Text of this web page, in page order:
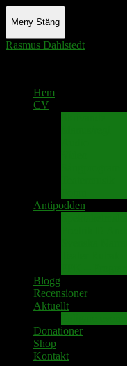
Meny Stäng
Rasmus Dahlstedt
Hem
CV
Antipodden
Blogg
Recensioner
Aktuellt
Donationer
Shop
Kontakt